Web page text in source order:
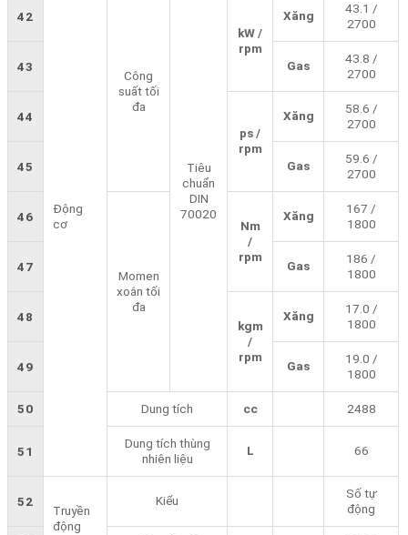
Động
cơ
42
Công
suất tối
đa
Tiêu
chuẩn
DIN
70020
kW /
rpm
Xăng
43.1 /
2700
43 Gas
43.8 /
2700
44
ps /
rpm
Xăng
58.6 /
2700
45 Gas
59.6 /
2700
46
Momen
xoắn tối
đa
Nm
/
rpm
Xăng
167 /
1800
47 Gas
186 /
1800
48
kgm
/
rpm
Xăng
17.0 /
1800
49 Gas
19.0 /
1800
50 Dung tích cc 2488
51
Dung tích thùng
nhiên liệu
L 66
52
Truyền
động
Kiểu
Số tự
động